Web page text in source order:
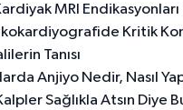
MRI Endikasyonları
Kritik
Tanısı
Anjiyo Nedir, Nasıl
Sağlıkla Atsın Diye